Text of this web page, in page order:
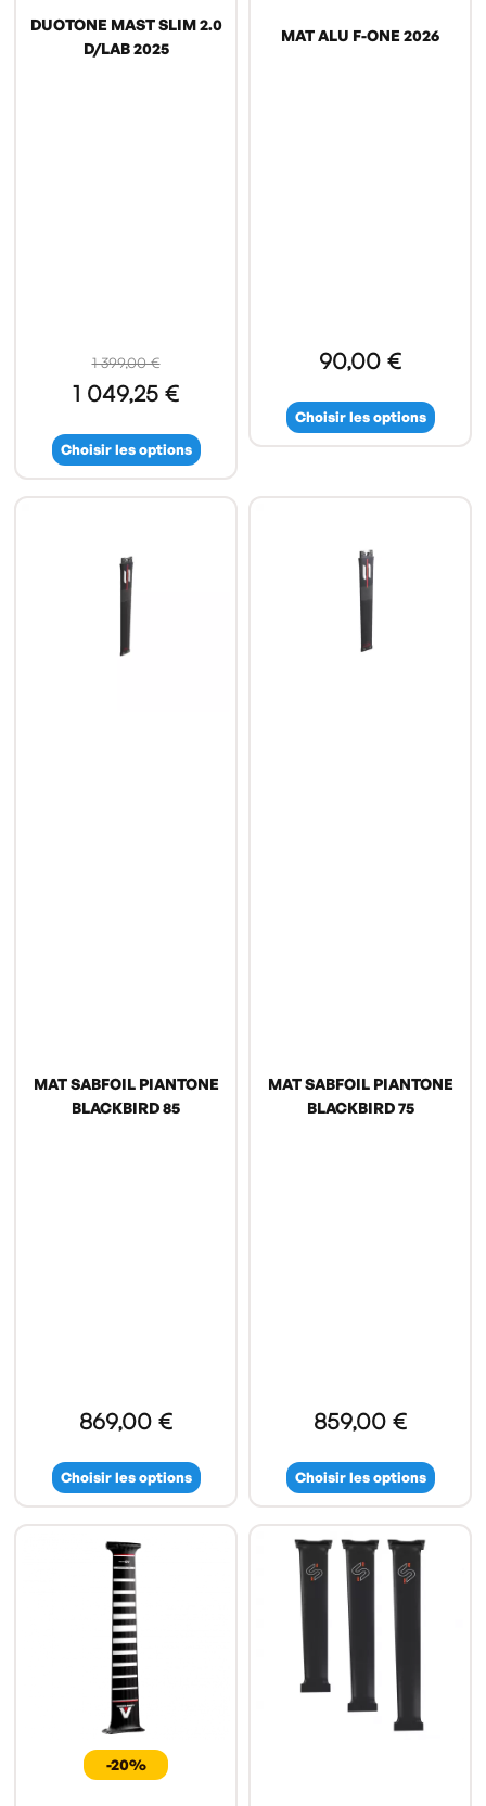
DUOTONE MAST SLIM 2.0
D/LAB 2025
1 399,00 €
1 049,25 €
Choisir les options
MAT ALU F-ONE 2026
90,00 €
Choisir les options
MAT SABFOIL PIANTONE
BLACKBIRD 85
869,00 €
Choisir les options
MAT SABFOIL PIANTONE
BLACKBIRD 75
859,00 €
Choisir les options
-20%